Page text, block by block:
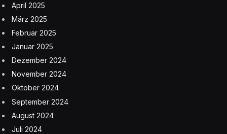
April 2025
März 2025
Februar 2025
Januar 2025
Dezember 2024
November 2024
Oktober 2024
September 2024
August 2024
Juli 2024